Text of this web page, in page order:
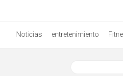
Noticias entretenimiento